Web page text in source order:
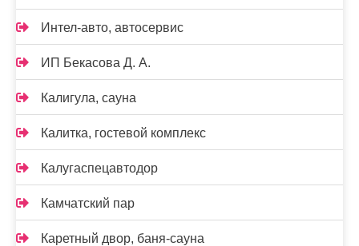
Интел-авто, автосервис
ИП Бекасова Д. А.
Калигула, сауна
Калитка, гостевой комплекс
Калугаспецавтодор
Камчатский пар
Каретный двор, баня-сауна